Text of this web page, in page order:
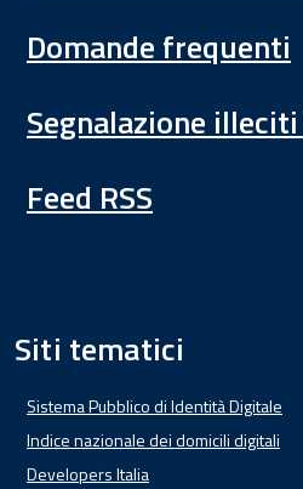
Domande frequenti
Segnalazione
Feed RSS
Siti tematici
Sistema Pubblico di Identità Digitale
Indice nazionale dei domicili digitali
Developers Italia